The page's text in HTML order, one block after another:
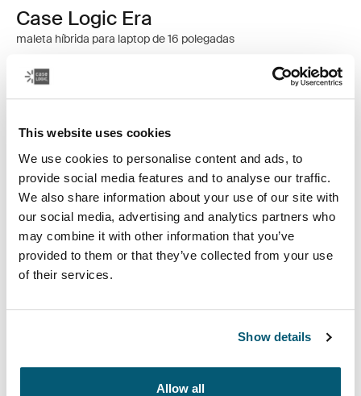
This website uses cookies
We use cookies to personalise content and ads, to
provide social media features and to analyse our traffic.
We also share information about your use of our site with
our social media, advertising and analytics partners who
may combine it with other information that you’ve
provided to them or that they’ve collected from your use
of their services.
Show details
Allow all
Case Logic Era
maleta híbrida para laptop de 16 polegadas
R$ 819,00
Cor
Case Logic Era 16" Hybrid Briefcase Preto obsidiana
oferecendo versatilidade e estilo para o profissional